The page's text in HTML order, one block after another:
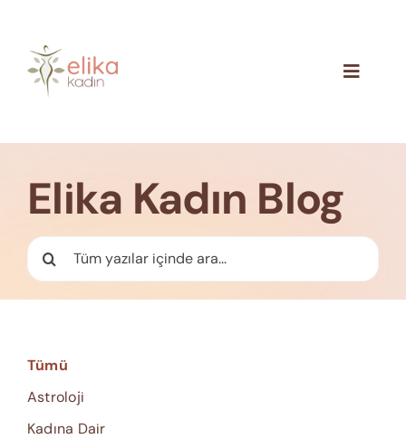
content
Toggle
İletişim
Elika Kadın Blog
Ara:
Tümü
Astroloji
Kadına Dair